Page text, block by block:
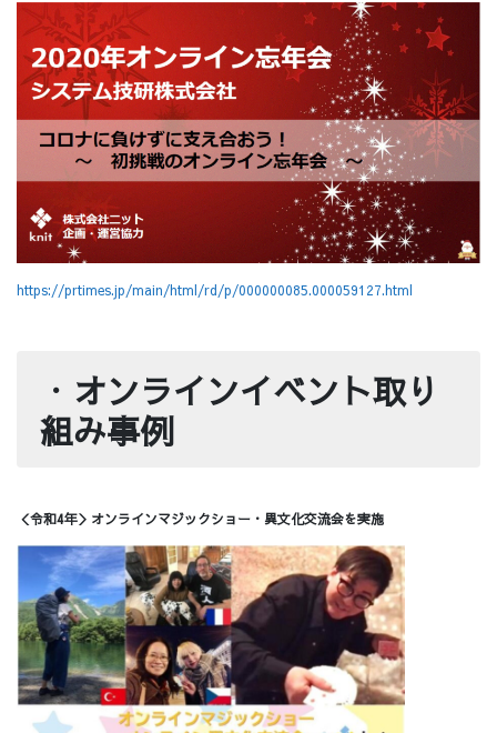
https://prtimes.jp/main/html/rd/p/000000085.000059127.html
・ オンラインイベント取り
組み事例
＜令和4年＞オンラインマジックショー・異文化交流会を実施